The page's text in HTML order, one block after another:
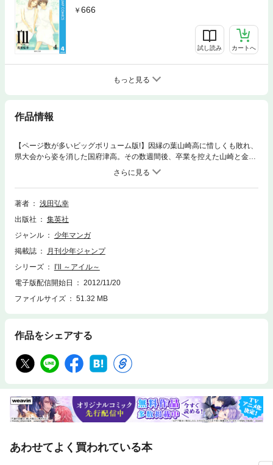
666
試し読み カートへ
もっと見る
作品情報
【ページ数が多いビッグボリューム版!】因縁の葉山崎高に惜しくも敗れ、
県大会から姿を消した国府津高。その数週間後、卒業を控えた山崎と金本
は静かにコートを去っていく。様々なことが変わり始めようとしてい
た…。そして、新生国府津チームとなって初めての試合、会場へ向かう茜
に思わぬ出来事が…!?
著者
浅田弘幸
出版社
集英社
ジャンル
少年マンガ
掲載誌
月刊少年ジャンプ
シリーズ
I’ll ～アイル～
電子版配信開始日
2012/11/20
ファイルサイズ
51.32 MB
作品をシェアする
あわせてよく買われている本